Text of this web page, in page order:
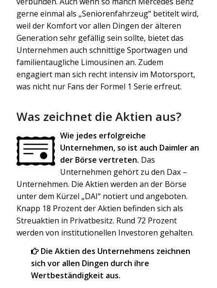
gerne einmal als „Seniorenfahrzeug“ betitelt wird,
weil der Komfort vor allen Dingen der älteren
Generation sehr gefällig sein sollte, bietet das
Unternehmen auch schnittige Sportwagen und
familientaugliche Limousinen an. Zudem
engagiert man sich recht intensiv im Motorsport,
was nicht nur Fans der Formel 1 Serie erfreut.
Was zeichnet die Aktien aus?
Wie jedes erfolgreiche
Unternehmen, so ist auch Daimler an
der Börse vertreten. Das
Unternehmen gehört zu den Dax –
Unternehmen. Die Aktien werden an der Börse
unter dem Kürzel „DAI“ notiert und angeboten.
Knapp 18 Prozent der Aktien befinden sich als
Streuaktien in Privatbesitz. Rund 72 Prozent
werden von institutionellen Investoren gehalten.
Die Aktien des Unternehmens zeichnen
sich vor allen Dingen durch ihre
Wertbeständigkeit aus.